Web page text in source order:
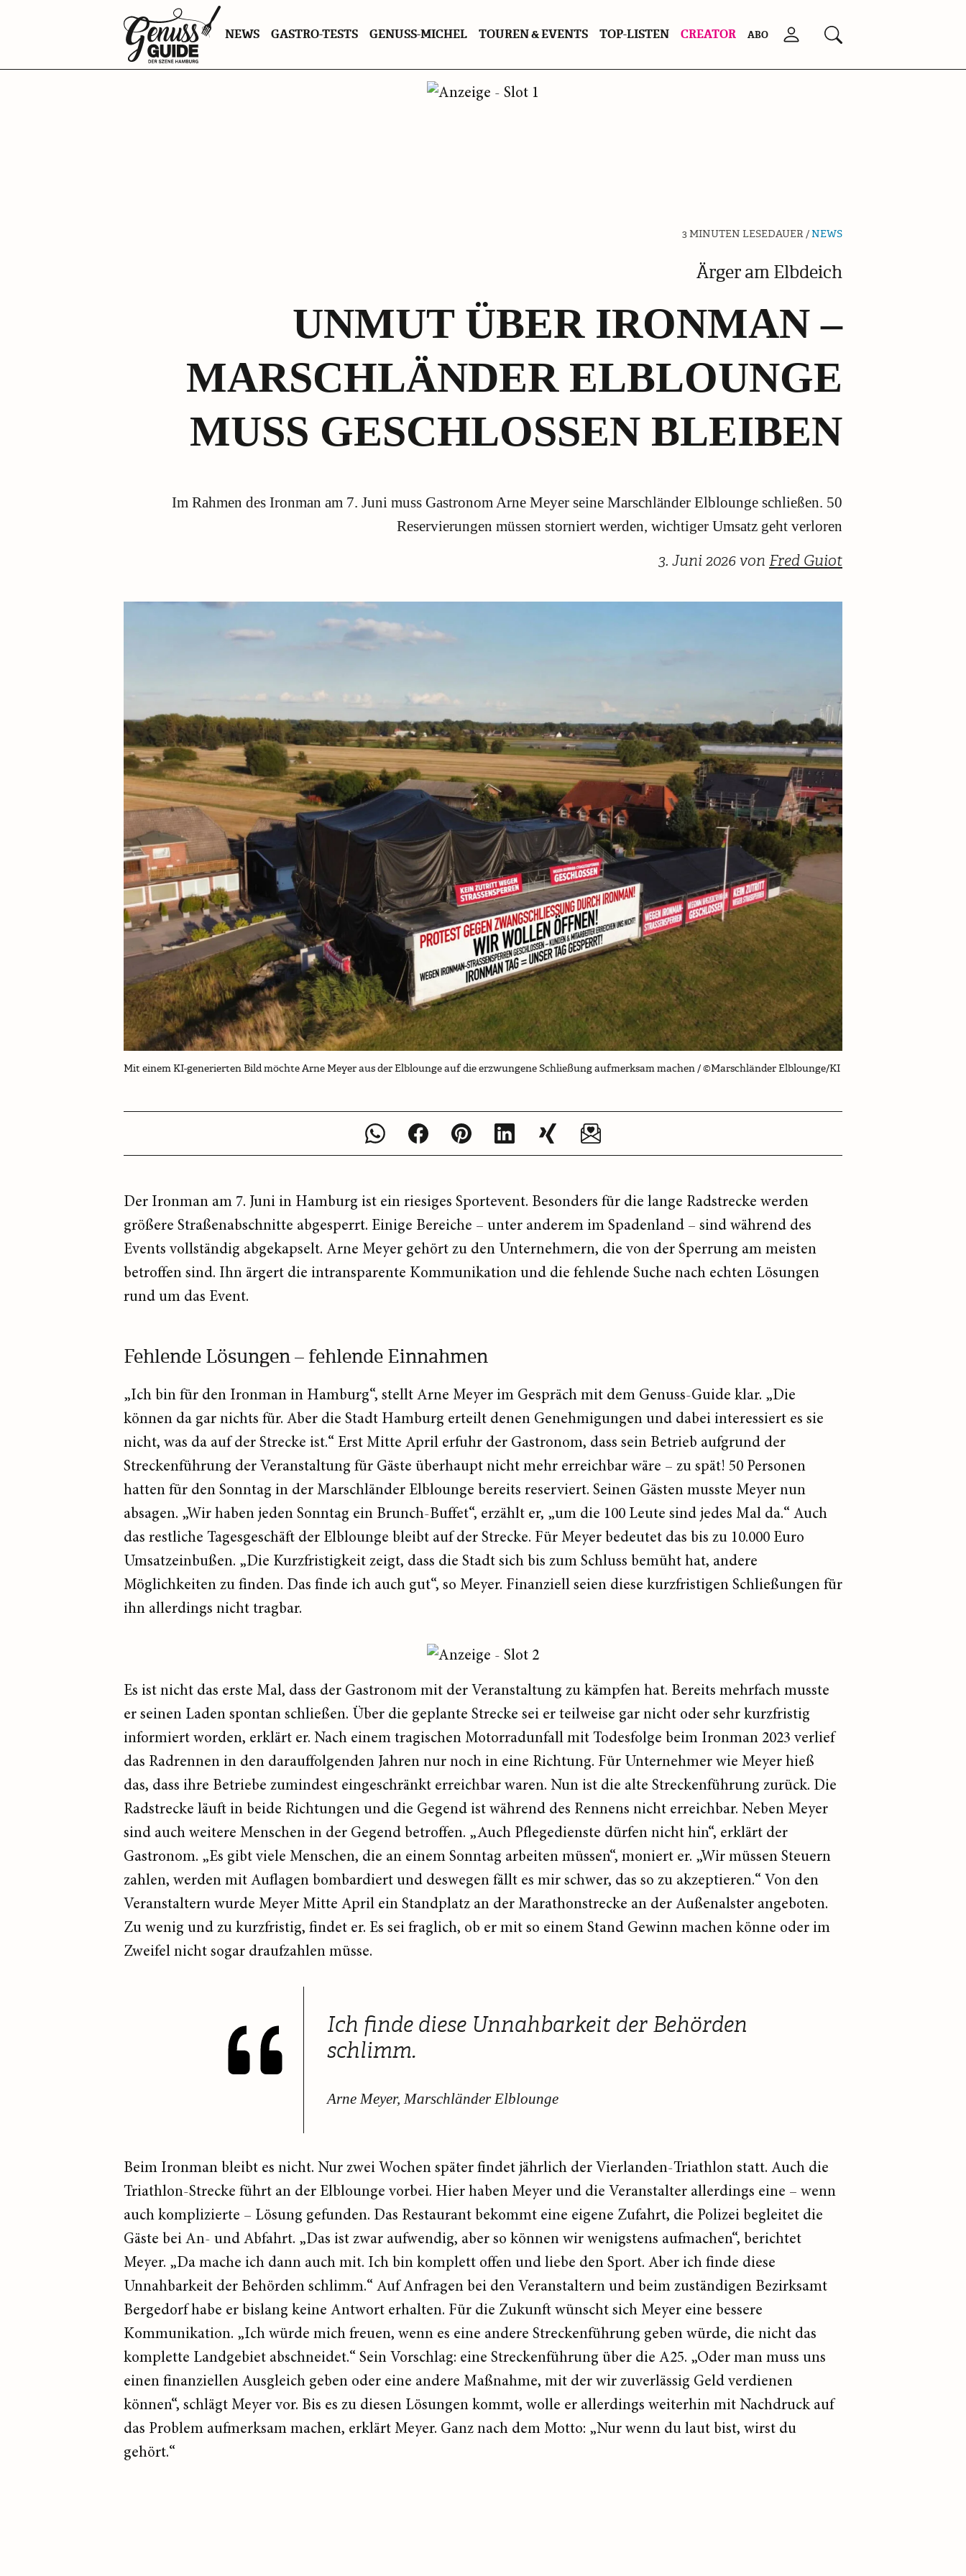
Zurück
zur
Startseite
NEWS GASTRO-TESTS GENUSS-MICHEL TOUREN & EVENTS TOP-LISTEN CREATOR ABO AnmeldenSuchen
3 MINUTEN LESEDAUER /NEWS
Ärger am Elbdeich
UNMUT ÜBER IRONMAN –
MARSCHLÄNDER ELBLOUNGE
MUSS GESCHLOSSEN BLEIBEN
Im Rahmen des Ironman am 7. Juni muss Gastronom Arne Meyer seine Marschländer Elblounge schließen. 50
Reservierungen müssen storniert werden, wichtiger Umsatz geht verloren
3. Juni 2026 von Fred Guiot
Mit einem KI-generierten Bild möchte Arne Meyer aus der Elblounge auf die erzwungene Schließung aufmerksam machen / ©Marschländer Elblounge/KI
Der Ironman am 7. Juni in Hamburg ist ein riesiges Sportevent. Besonders für die lange Radstrecke werden
größere Straßenabschnitte abgesperrt. Einige Bereiche – unter anderem im Spadenland – sind während des
Events vollständig abgekapselt. Arne Meyer gehört zu den Unternehmern, die von der Sperrung am meisten
betroffen sind. Ihn ärgert die intransparente Kommunikation und die fehlende Suche nach echten Lösungen
rund um das Event.
Fehlende Lösungen – fehlende Einnahmen
„Ich bin für den Ironman in Hamburg“, stellt Arne Meyer im Gespräch mit dem Genuss-Guide klar. „Die
können da gar nichts für. Aber die Stadt Hamburg erteilt denen Genehmigungen und dabei interessiert es sie
nicht, was da auf der Strecke ist.“ Erst Mitte April erfuhr der Gastronom, dass sein Betrieb aufgrund der
Streckenführung der Veranstaltung für Gäste überhaupt nicht mehr erreichbar wäre – zu spät! 50 Personen
hatten für den Sonntag in der Marschländer Elblounge bereits reserviert. Seinen Gästen musste Meyer nun
absagen. „Wir haben jeden Sonntag ein Brunch-Buffet“, erzählt er, „um die 100 Leute sind jedes Mal da.“ Auch
das restliche Tagesgeschäft der Elblounge bleibt auf der Strecke. Für Meyer bedeutet das bis zu 10.000 Euro
Umsatzeinbußen. „Die Kurzfristigkeit zeigt, dass die Stadt sich bis zum Schluss bemüht hat, andere
Möglichkeiten zu finden. Das finde ich auch gut“, so Meyer. Finanziell seien diese kurzfristigen Schließungen für
ihn allerdings nicht tragbar.
Es ist nicht das erste Mal, dass der Gastronom mit der Veranstaltung zu kämpfen hat. Bereits mehrfach musste
er seinen Laden spontan schließen. Über die geplante Strecke sei er teilweise gar nicht oder sehr kurzfristig
informiert worden, erklärt er. Nach einem tragischen Motorradunfall mit Todesfolge beim Ironman 2023 verlief
das Radrennen in den darauffolgenden Jahren nur noch in eine Richtung. Für Unternehmer wie Meyer hieß
das, dass ihre Betriebe zumindest eingeschränkt erreichbar waren. Nun ist die alte Streckenführung zurück. Die
Radstrecke läuft in beide Richtungen und die Gegend ist während des Rennens nicht erreichbar. Neben Meyer
sind auch weitere Menschen in der Gegend betroffen. „Auch Pflegedienste dürfen nicht hin“, erklärt der
Gastronom. „Es gibt viele Menschen, die an einem Sonntag arbeiten müssen“, moniert er. „Wir müssen Steuern
zahlen, werden mit Auflagen bombardiert und deswegen fällt es mir schwer, das so zu akzeptieren.“ Von den
Veranstaltern wurde Meyer Mitte April ein Standplatz an der Marathonstrecke an der Außenalster angeboten.
Zu wenig und zu kurzfristig, findet er. Es sei fraglich, ob er mit so einem Stand Gewinn machen könne oder im
Zweifel nicht sogar draufzahlen müsse.
Ich finde diese Unnahbarkeit der Behörden
schlimm.
Arne Meyer, Marschländer Elblounge
Beim Ironman bleibt es nicht. Nur zwei Wochen später findet jährlich der Vierlanden-Triathlon statt. Auch die
Triathlon-Strecke führt an der Elblounge vorbei. Hier haben Meyer und die Veranstalter allerdings eine – wenn
auch komplizierte – Lösung gefunden. Das Restaurant bekommt eine eigene Zufahrt, die Polizei begleitet die
Gäste bei An- und Abfahrt. „Das ist zwar aufwendig, aber so können wir wenigstens aufmachen“, berichtet
Meyer. „Da mache ich dann auch mit. Ich bin komplett offen und liebe den Sport. Aber ich finde diese
Unnahbarkeit der Behörden schlimm.“ Auf Anfragen bei den Veranstaltern und beim zuständigen Bezirksamt
Bergedorf habe er bislang keine Antwort erhalten. Für die Zukunft wünscht sich Meyer eine bessere
Kommunikation. „Ich würde mich freuen, wenn es eine andere Streckenführung geben würde, die nicht das
komplette Landgebiet abschneidet.“ Sein Vorschlag: eine Streckenführung über die A25. „Oder man muss uns
einen finanziellen Ausgleich geben oder eine andere Maßnahme, mit der wir zuverlässig Geld verdienen
können“, schlägt Meyer vor. Bis es zu diesen Lösungen kommt, wolle er allerdings weiterhin mit Nachdruck auf
das Problem aufmerksam machen, erklärt Meyer. Ganz nach dem Motto: „Nur wenn du laut bist, wirst du
gehört.“